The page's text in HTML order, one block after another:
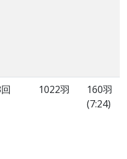
1022羽
160羽
(7:24)